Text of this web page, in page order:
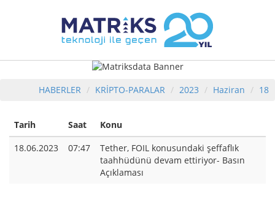
HABERLER KRİPTO-PARALAR 2023 Haziran 18
Tarih Saat
Konu
18.06.2023
07:47
Tether, FOIL konusundaki şeffaflık
taahhüdünü devam ettiriyor- Basın
Açıklaması